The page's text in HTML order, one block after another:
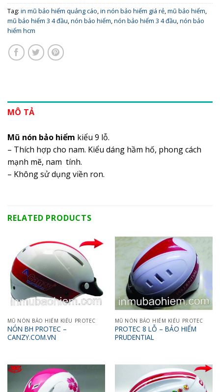
Tag: in mũ bảo hiểm quảng cáo,in nón bảo hiểm giá rẻ,mũ bảo hiểm,
mũ bảo hiểm 3 4 đầu,nón bảo hiểm,nón bảo hiểm 3 4 đầu,nón bảo
hiểm hcm
MÔ TẢ
Mũ nón bảo hiểm kiểu 9 lỗ.
– Thích hợp cho nam. Kiểu dáng hầm hố, phong cách
mạnh mẽ, nam tính.
– Không sử dụng viền ron.
RELATED PRODUCTS
MŨ NÓN BẢO HIỂM KIỂU PROTEC
NÓN BH PROTEC –
CANZY.COM.VN
MŨ NÓN BẢO HIỂM KIỂU PROTEC
PROTEC 8 LỖ – BẢO HIỂM
PRUDENTIAL